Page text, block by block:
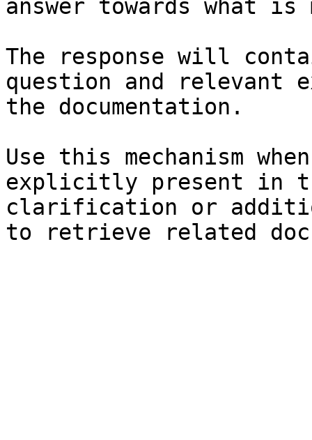
answer towards what
The response will
question and relevant
the documentation.
Use this mechanism
explicitly present in
clarification or